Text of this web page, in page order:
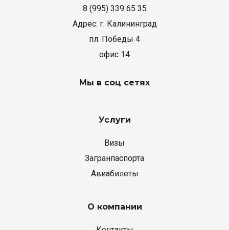
8 (995) 339 65 35
Адрес: г. Калининград
пл. Победы 4
офис 14
Мы в соц сетях
Услуги
Визы
Загранпаспорта
Авиабилеты
О компании